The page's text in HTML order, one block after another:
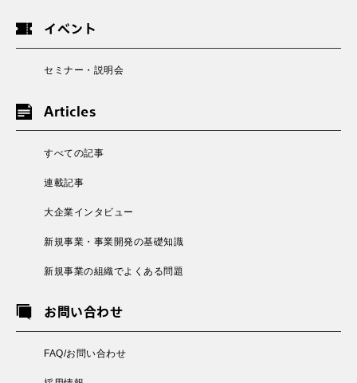
イベント
セミナー・説明会
Articles
すべての記事
連載記事
大企業インタビュー
新規事業・事業開発の基礎知識
新規事業の組織でよくある問題
お問い合わせ
FAQ/お問い合わせ